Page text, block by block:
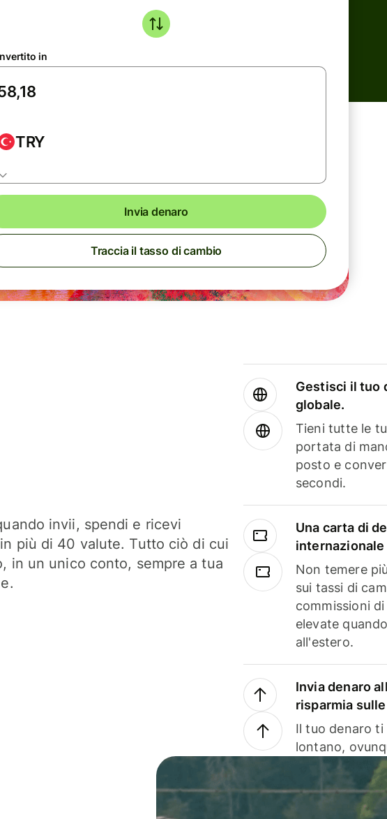
in
TRY
Invia denaro
Traccia il tasso di cambio
invii, spendi e ricevi
più di 40 valute. Tutto ciò di cui
in un unico conto, sempre a tua
Gestisci il tuo
globale.
Tieni tutte le
portata di
posto e
secondi.
Una carta di
internazionale
Non temere
sui tassi di
commissioni
elevate
all'estero.
Invia denaro
risparmia
Il tuo denaro
lontano,